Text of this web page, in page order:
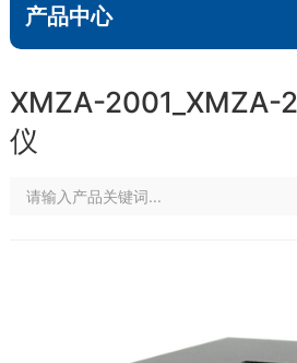
产品中心
XMZA-2001_XMZA-
仪